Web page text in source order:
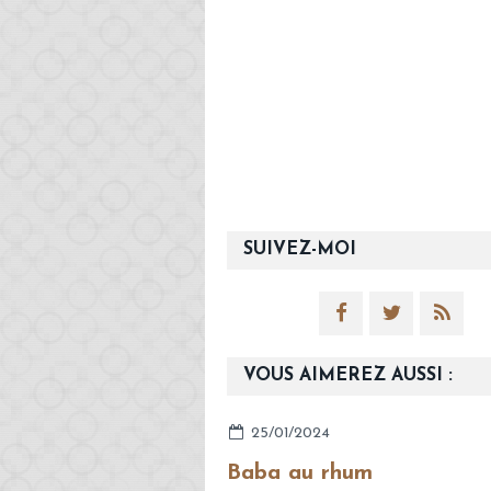
SUIVEZ-MOI
VOUS AIMEREZ AUSSI :
25/01/2024
Baba au rhum